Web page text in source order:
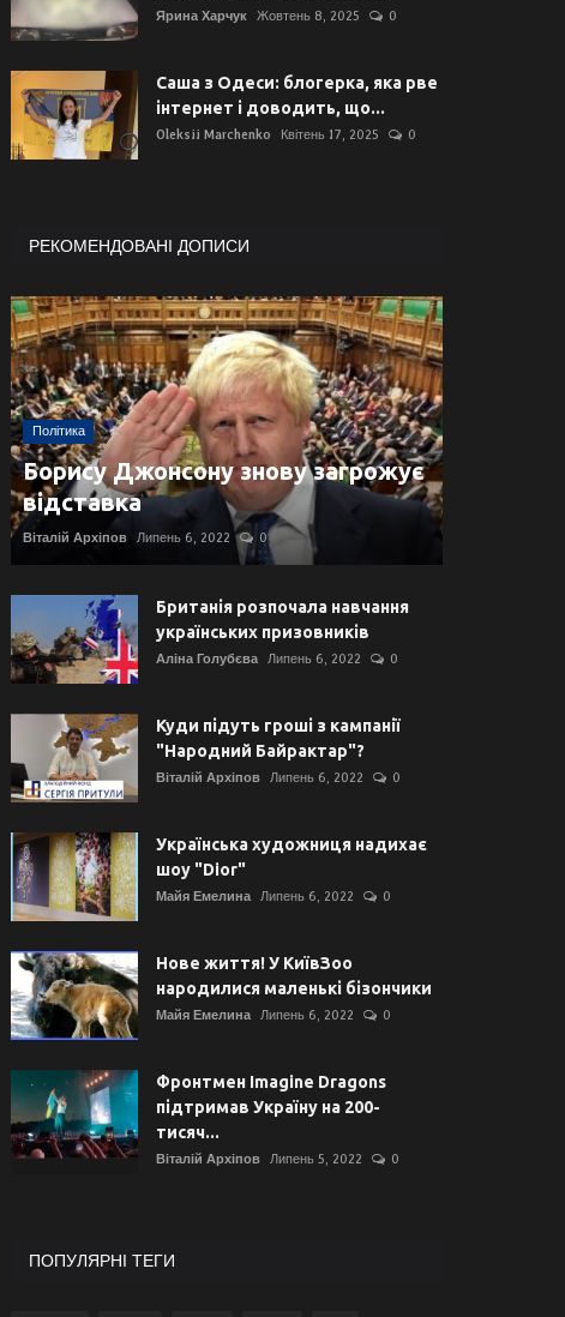
Ярина Харчук Жовтень 8, 2025 0
Саша з Одеси: блогерка, яка рве
інтернет і доводить, що...
Oleksii Marchenko Квітень 17, 2025 0
РЕКОМЕНДОВАНІ ДОПИСИ
Політика
Борису Джонсону знову загрожує
відставка
Віталій Архіпов Липень 6, 2022 0
Британія розпочала навчання
українських призовників
Аліна Голубєва Липень 6, 2022 0
Куди підуть гроші з кампанії
"Народний Байрактар"?
Віталій Архіпов Липень 6, 2022 0
Українська художниця надихає
шоу "Dior"
Майя Емелина Липень 6, 2022 0
Нове життя! У КиївЗоо
народилися маленькі бізончики
Майя Емелина Липень 6, 2022 0
Фронтмен Imagine Dragons
підтримав Україну на 200-
тисяч...
Віталій Архіпов Липень 5, 2022 0
ПОПУЛЯРНІ ТЕГИ